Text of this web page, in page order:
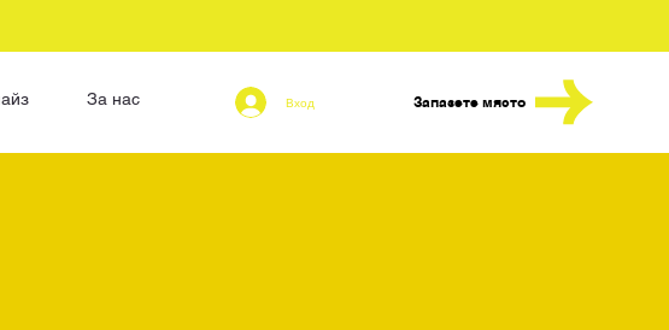
За нас Вход Запазете място